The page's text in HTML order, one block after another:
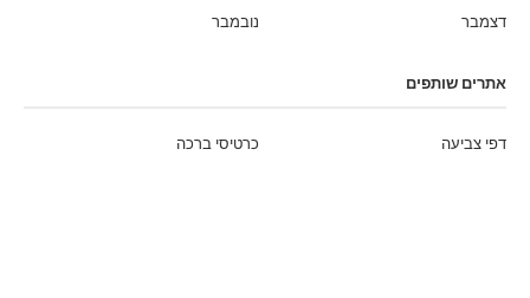
נובמבר
דצמבר
אתרים שותפים
כרטיסי ברכה דפי צביעה